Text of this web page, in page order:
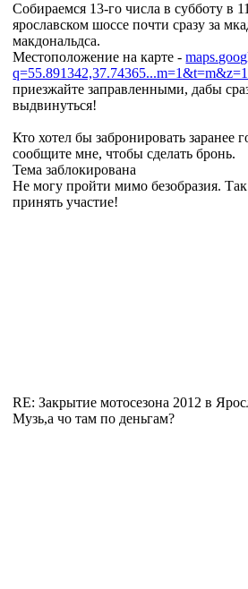
Собираемся 13-го числа в субботу в
ярославском шоссе почти сразу за
макдональдса.
Местоположение на карте -
приезжайте заправленными, дабы
выдвинуться!
Кто хотел бы забронировать заранее
сообщите мне, чтобы сделать бронь.
Тема заблокирована
Не могу пройти мимо безобразия. Так
принять участие!
RE: Закрытие мотосезона 2012 в
Музь,а чо там по деньгам?